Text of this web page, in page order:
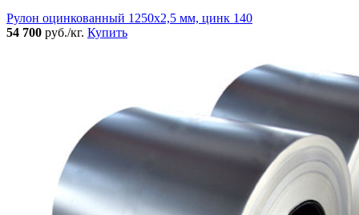
Рулон оцинкованный 1250х2,5 мм, цинк 140
54 700 руб./кг. Купить